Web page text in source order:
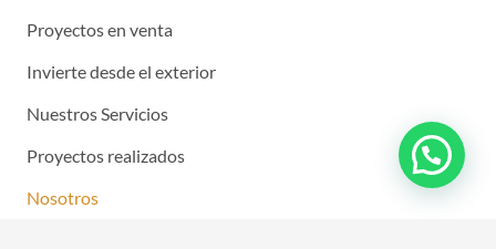
Proyectos en venta
Invierte desde el exterior
Nuestros Servicios
Proyectos realizados
Nosotros